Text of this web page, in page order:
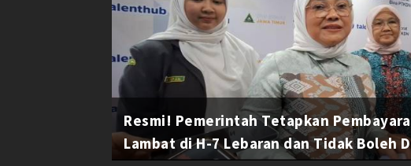
Resmi! Pemerintah Tetapkan
Lambat di H-7 Lebaran dan Tidak Boleh